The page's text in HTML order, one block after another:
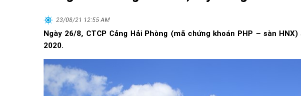
23/08/21 12:55 AM
Ngày 26/8, CTCP Cảng Hải Phòng (mã chứng khoán PHP – sàn
2020.